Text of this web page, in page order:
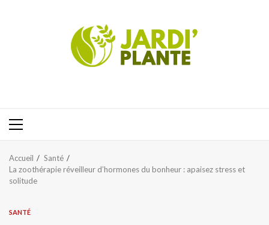
Menu
Accueil
Santé
La zoothérapie réveilleur d’hormones du bonheur : apaisez stress et
solitude
SANTÉ